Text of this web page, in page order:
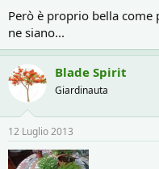
Però è proprio bella come
ne siano...
Blade Spirit
Giardinauta
12 Luglio 2013